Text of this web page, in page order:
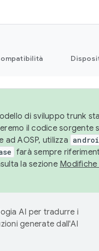
di sviluppo trunk
il codice sorgente
AOSP, utilizza
farà sempre
la sezione Modifiche
AI per tradurre i
generate dall'AI